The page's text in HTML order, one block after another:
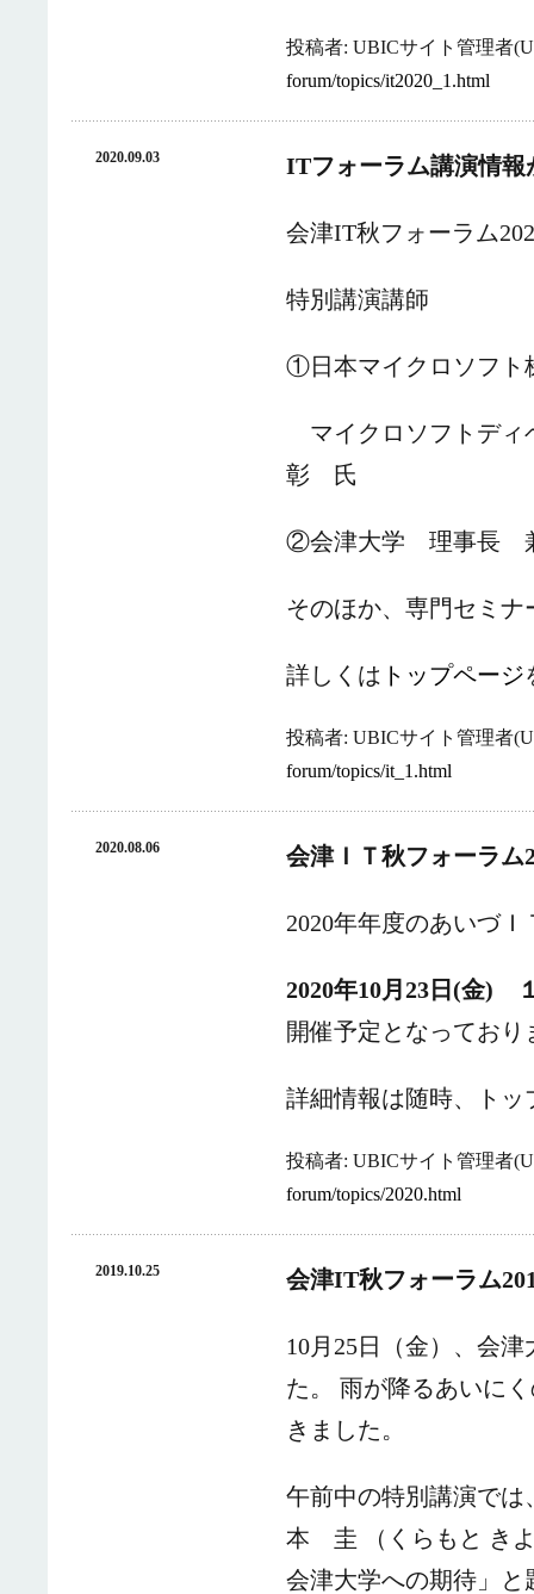
投稿者: UBICサイト管理者
forum/topics/it2020_1.html
2020.09.03 ITフォーラム講演情報
会津IT秋フォーラム
特別講演講師
①日本マイクロソフ
マイクロソフトデ
彰 氏
②会津大学 理事
そのほか、専門セミ
詳しくは トップページ
投稿者: UBICサイト管理者
forum/topics/it_1.html
2020.08.06 会津ＩＴ秋フォーラム
2020年年度のあいづ
2020年10月23日(金)
開催予定となっており
詳細情報は随時、ト
投稿者: UBICサイト管理者
forum/topics/2020.html
2019.10.25 会津IT秋フォーラム
10月 25日（金）、会
た。
雨が降るあいに
きました。
午前中の特別講演で
本 圭
（くらもと き
会津大学への期待」